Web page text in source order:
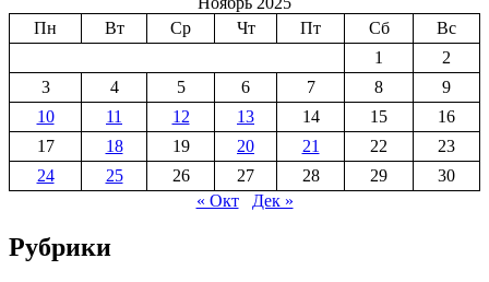
Пн
Вт Ср Чт Пт Сб
Вс
1
2
3
4 5 6 7 8
9
10
11 12 13 14 15
16
17
18 19 20 21 22
23
24
25 26 27 28 29
30
« Окт
Дек »
Рубрики